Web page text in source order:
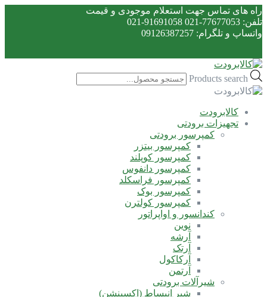
راه های تماس جهت استعلام موجودی و قیمت
تلفن: 77677053-021 91691058-021
واتساپ و تلگرام: 09126387257
Products search
کالابرودت
تجهیزات برودتی
کمپرسور برودتی
کمپرسور بیتزر
کمپرسور کوپلند
کمپرسور دانفوس
کمپرسور فراسکلد
کمپرسور بوک
کمپرسور کولترن
کندانسور و اواپراتور
نوین
آرشه
آرتک
آرکاکول
آرتمن
شیرآلات برودتی
شیر انبساط (اکسپنشن)